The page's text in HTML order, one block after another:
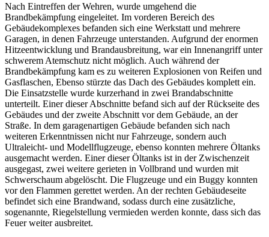
Nach Eintreffen der Wehren, wurde umgehend die
Brandbekämpfung eingeleitet. Im vorderen Bereich des
Gebäudekomplexes befanden sich eine Werkstatt und mehrere
Garagen, in denen Fahrzeuge unterstanden. Aufgrund der enormen
Hitzeentwicklung und Brandausbreitung, war ein Innenangriff unter
schwerem Atemschutz nicht möglich. Auch während der
Brandbekämpfung kam es zu weiteren Explosionen von Reifen und
Gasflaschen, Ebenso stürzte das Dach des Gebäudes komplett ein.
Die Einsatzstelle wurde kurzerhand in zwei Brandabschnitte
unterteilt. Einer dieser Abschnitte befand sich auf der Rückseite des
Gebäudes und der zweite Abschnitt vor dem Gebäude, an der
Straße. In dem garagenartigen Gebäude befanden sich nach
weiteren Erkenntnissen nicht nur Fahrzeuge, sondern auch
Ultraleicht- und Modellflugzeuge, ebenso konnten mehrere Öltanks
ausgemacht werden. Einer dieser Öltanks ist in der Zwischenzeit
ausgegast, zwei weitere gerieten in Vollbrand und wurden mit
Schwerschaum abgelöscht. Die Flugzeuge und ein Buggy konnten
vor den Flammen gerettet werden. An der rechten Gebäudeseite
befindet sich eine Brandwand, sodass durch eine zusätzliche,
sogenannte, Riegelstellung vermieden werden konnte, dass sich das
Feuer weiter ausbreitet.